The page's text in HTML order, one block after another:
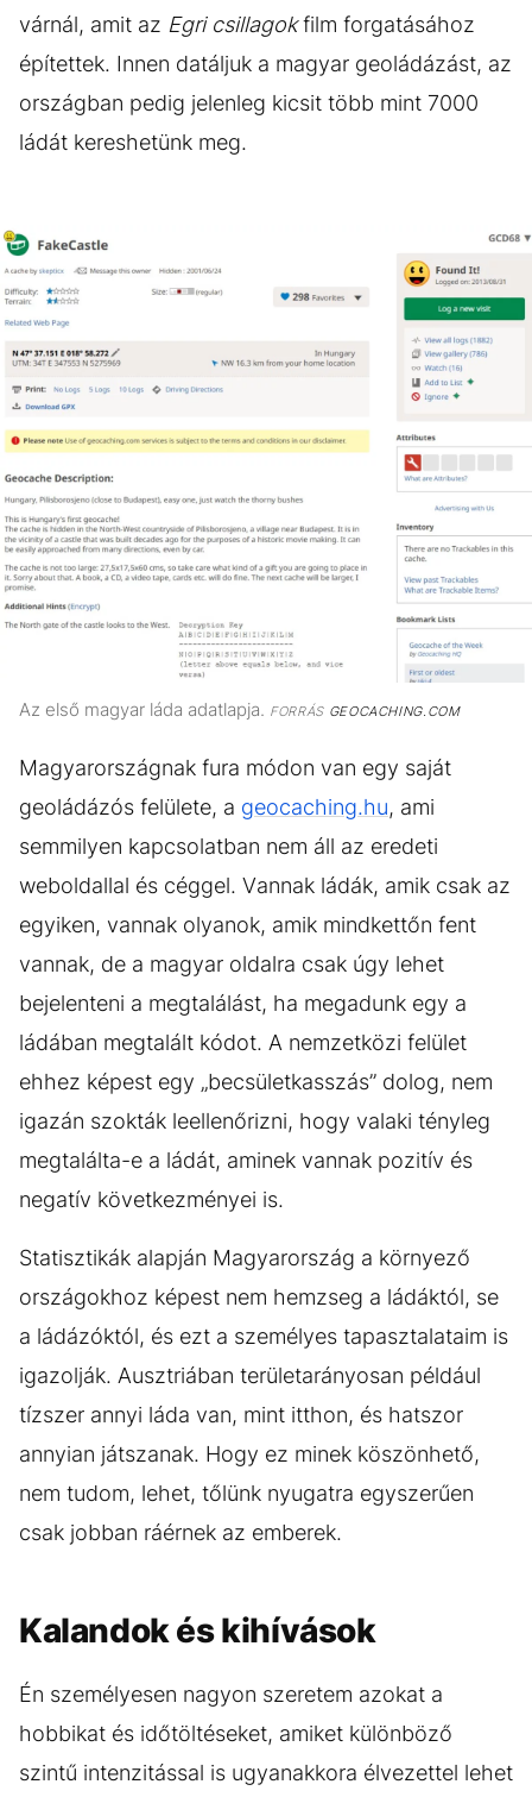
várnál, amit az Egri csillagokfilm forgatásához
építettek. Innen datáljuk a magyar geoládázást, az
országban pedig jelenleg kicsit több mint 7000
ládát kereshetünk meg.
Az első magyar láda adatlapja. FORRÁSGEOCACHING.COM
Magyarországnak fura módon van egy saját
geoládázós felülete, a geocaching.hu, ami
semmilyen kapcsolatban nem áll az eredeti
weboldallal és céggel. Vannak ládák, amik csak az
egyiken, vannak olyanok, amik mindkettőn fent
vannak, de a magyar oldalra csak úgy lehet
bejelenteni a megtalálást, ha megadunk egy a
ládában megtalált kódot. A nemzetközi felület
ehhez képest egy „becsületkasszás” dolog, nem
igazán szokták leellenőrizni, hogy valaki tényleg
megtalálta-e a ládát, aminek vannak pozitív és
negatív következményei is.
Statisztikák alapján Magyarország a környező
országokhoz képest nem hemzseg a ládáktól, se
a ládázóktól, és ezt a személyes tapasztalataim is
igazolják. Ausztriában területarányosan például
tízszer annyi láda van, mint itthon, és hatszor
annyian játszanak. Hogy ez minek köszönhető,
nem tudom, lehet, tőlünk nyugatra egyszerűen
csak jobban ráérnek az emberek.
Kalandok és kihívások
Én személyesen nagyon szeretem azokat a
hobbikat és időtöltéseket, amiket különböző
szintű intenzitással is ugyanakkora élvezettel lehet